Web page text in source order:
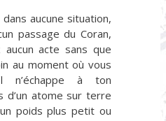
aucune situation,
passage du Coran,
aucun acte sans que
au moment où vous
n’échappe à ton
d’un atome sur terre
poids plus petit ou